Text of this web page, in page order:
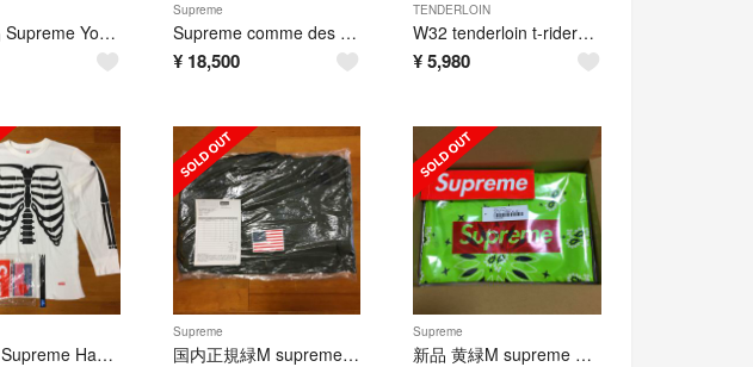
黒M 美品 Supreme Yohji Yamamoto Crewneck
Supreme
Supreme comme des garcons painter pant
¥ 18,500
TENDERLOIN
W32 tenderloin t-riders c テンダーロイン ライダースC
¥5,980
新品 白L Supreme Hanes Bones Thermal Crew
Supreme
国内正規緑M supreme north expedition pullover
Supreme
新品 黄緑M supreme Bandana Silk S/S Shirt